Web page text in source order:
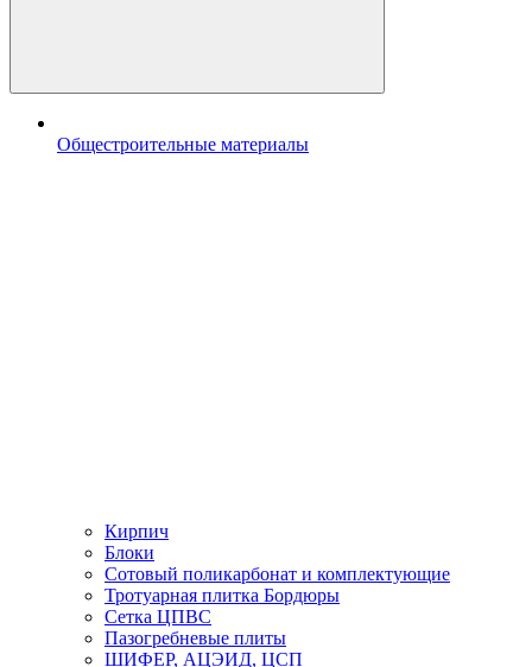
Общестроительные материалы
Кирпич
Блоки
Сотовый поликарбонат и комплектующие
Тротуарная плитка Бордюры
Сетка ЦПВС
Пазогребневые плиты
ШИФЕР, АЦЭИД, ЦСП